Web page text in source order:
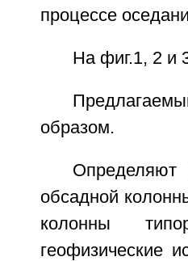
процессе
На фиг.1, 2 и
образом.
обсадной
колонны
геофизические